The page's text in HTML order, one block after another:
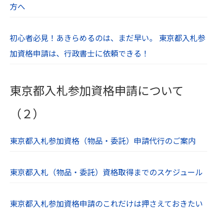
方へ
初心者必見！あきらめるのは、まだ早い。 東京都入札参
加資格申請は、行政書士に依頼できる！
東京都入札参加資格申請について
（２）
東京都入札参加資格（物品・委託）申請代行のご案内
東京都入札（物品・委託）資格取得までのスケジュール
東京都入札参加資格申請のこれだけは押さえておきたい